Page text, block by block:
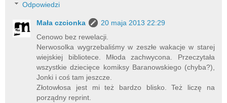
Odpowiedzi
Mała czcionka
20 maja 2013 22:29
Cenowo bez rewelacji.
Nerwosolka wygrzebaliśmy w zeszłe wakacje w starej
wiejskiej bibliotece. Młoda zachwycona. Przeczytała
wszystkie dziecięce komiksy Baranowskiego (chyba?),
Jonki i coś tam jeszcze.
Złotowłosa jest mi też bardzo blisko. Też liczę na
porządny reprint.